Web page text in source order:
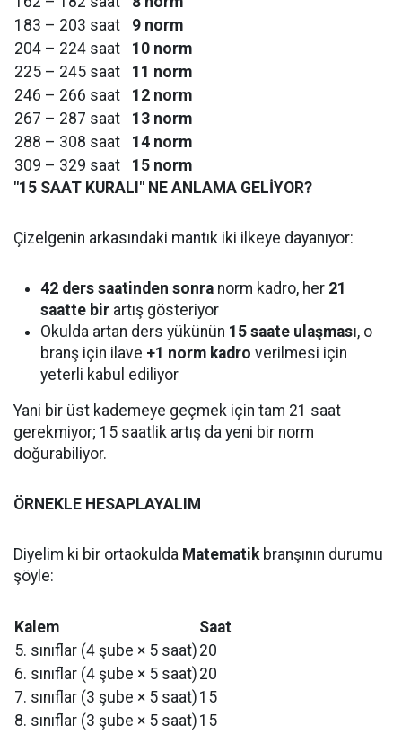
183 – 203 saat
9 norm
204 – 224 saat
10 norm
225 – 245 saat
11 norm
246 – 266 saat
12 norm
267 – 287 saat
13 norm
288 – 308 saat
14 norm
309 – 329 saat
15 norm
"15 SAAT KURALI" NE ANLAMA GELİYOR?
Çizelgenin arkasındaki mantık iki ilkeye dayanıyor:
42 ders saatinden sonra norm kadro, her 21
saatte bir artış gösteriyor
Okulda artan ders yükünün 15 saate ulaşması, o
branş için ilave +1 norm kadro verilmesi için
yeterli kabul ediliyor
Yani bir üst kademeye geçmek için tam 21 saat
gerekmiyor; 15 saatlik artış da yeni bir norm
doğurabiliyor.
ÖRNEKLE HESAPLAYALIM
Diyelim ki bir ortaokulda Matematikbranşının durumu
şöyle:
Kalem
Saat
5. sınıflar (4 şube × 5 saat) 20
6. sınıflar (4 şube × 5 saat) 20
7. sınıflar (3 şube × 5 saat) 15
8. sınıflar (3 şube × 5 saat) 15